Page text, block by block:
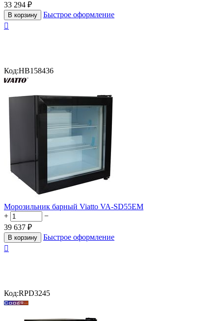
33 294 ₽
В корзину
Быстрое оформление

Код:HB158436
Морозильник барный Viatto VA-SD55EM
+
−
39 637 ₽
В корзину
Быстрое оформление

Код:RPD3245